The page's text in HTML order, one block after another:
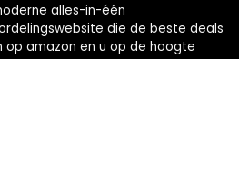
alles-in-één
die de beste deals
op amazon en u op de hoogte
blogs. Alle afbeeldingen